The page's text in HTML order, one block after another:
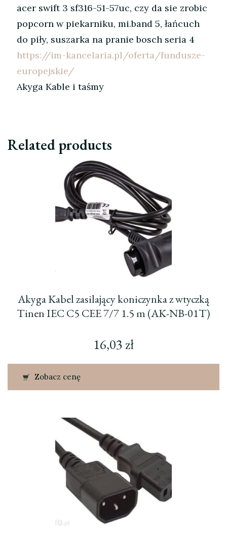
acer swift 3 sf316-51-57uc, czy da sie zrobic
popcorn w piekarniku, mi.band 5, łańcuch
do piły, suszarka na pranie bosch seria 4
https://im-kancelaria.pl/oferta/fundusze-
europejskie/
Akyga Kable i taśmy
Related products
Akyga Kabel zasilający koniczynka z wtyczką
Tinen IEC C5 CEE 7/7 1.5 m (AK-NB-01T)
16,03zł
Zobacz cenę